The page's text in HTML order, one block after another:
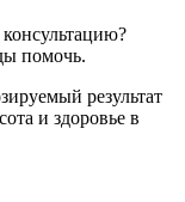
помочь.
результат
и здоровье в